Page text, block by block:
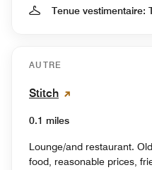
Tenue vestimentaire:
AUTRE
Stitch
0.1 miles
Lounge/and restaurant.
food, reasonable prices,